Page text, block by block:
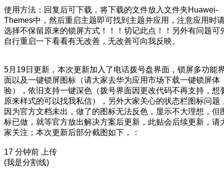
使用方法：回复后可下载，将下载的文件放入文件夹Huawei-
Themes中，然后重启主题即可找到主题并应用，注意应用时
选择不保留原来的锁屏方式！！！切记此点！！另外有问题可
自行重启一下看看有无改善，无改善可向我反映。
5月19日更新，本次更新加入了电话拨号盘界面，锁屏多功能
面以及一键锁屏图标（请大家去华为应用市场下载一键锁屏体
验），依旧支持一键深色（拨号界面因更改代码不再支持，想
原来样式的可以找我私信），另外大家关心的状态栏图标问题
因为官方文档未出，做了的图标无法反色，显示不大理想，但
标已做，就等官方放出解决方案后更新，此贴会后续更新，请
家关注；本次更新后部分截图如下，：
17 分钟前 上传
(我是分割线)